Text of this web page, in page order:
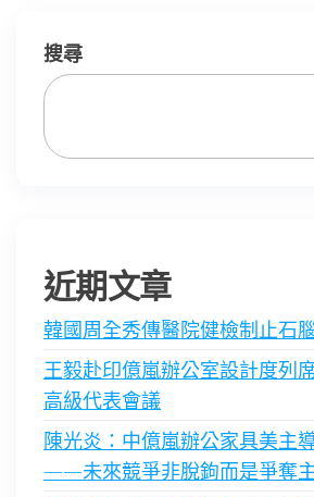
搜尋
近期文章
韓國周全秀傳醫院健檢制止石
王毅赴印億嵐辦公室設計度列
高級代表會議
陳光炎：中億嵐辦公家具美主
——未來競爭非脫鉤而是爭奪